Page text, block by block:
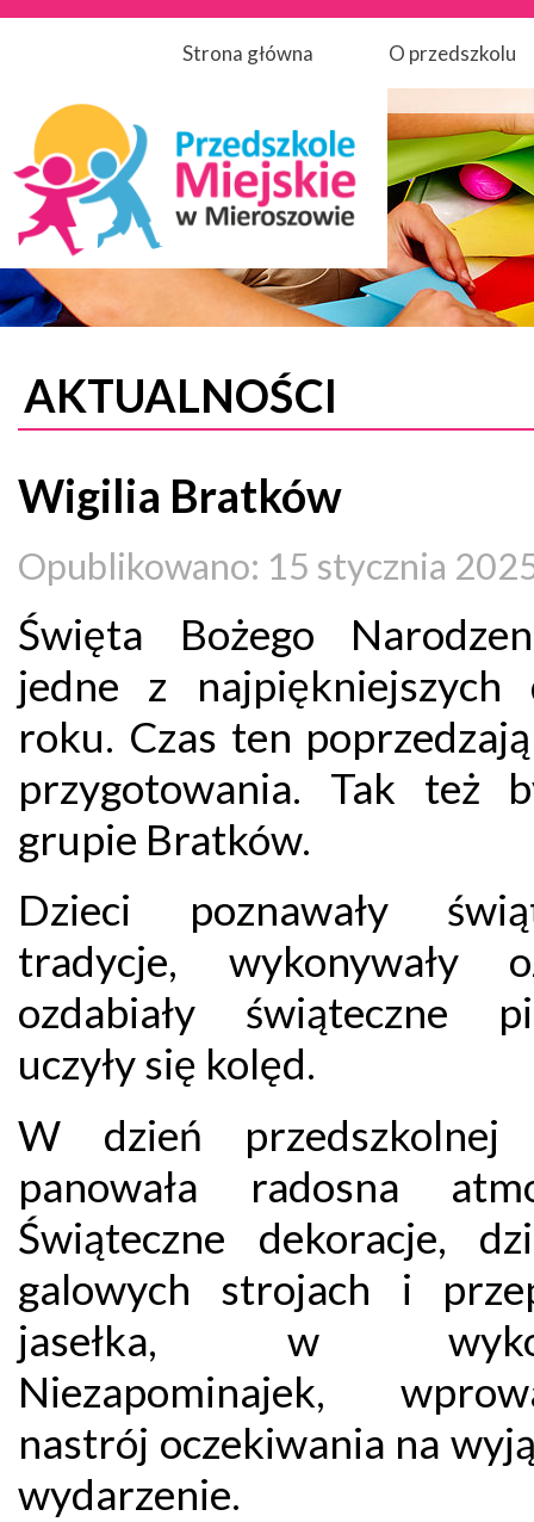
Strona główna O przedszkolu
AKTUALNOŚCI
Wigilia Bratków
Opublikowano: 15 stycznia
Święta Bożego
jedne z
roku. Czas ten
przygotowania. Tak też
grupie Bratków.
Dzieci poznawały
tradycje, wykonywały
ozdabiały świąteczne
uczyły się kolęd.
W dzień przedszkolnej
panowała radosna
Świąteczne dekoracje,
galowych strojach i
jasełka, w
Niezapominajek,
nastrój oczekiwania na
wydarzenie.